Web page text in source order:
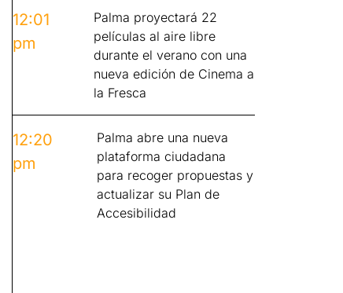
12:01
pm
Palma proyectará 22
películas al aire libre
durante el verano con una
nueva edición de Cinema a
la Fresca
12:20
pm
Palma abre una nueva
plataforma ciudadana
para recoger propuestas y
actualizar su Plan de
Accesibilidad